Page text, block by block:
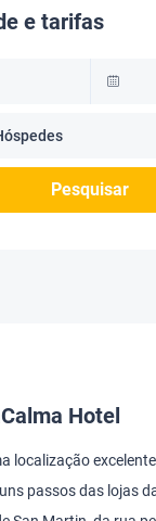
e tarifas
Pesquisar
Hotel
localização
passos das lojas